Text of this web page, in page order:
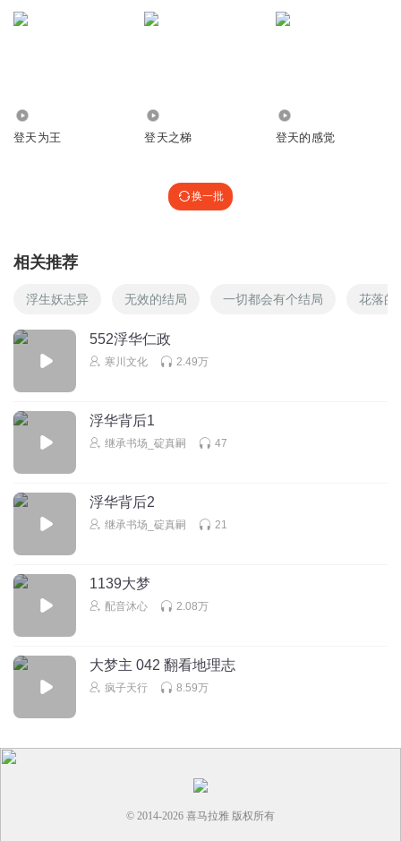
费了很多心血，也学到了很多东西，咱们下一本书见！
哇。我今天终于听完了，看着你一步步成长，真棒，加油，
回复 2022-08-09 0
肆柏_汤汤剧社回复 @沐汐涵兮
登天为王 登天之梯 登天的感觉
换一批
相关推荐
浮生妖志异 无效的结局 一切都会有个结局 花落的
552浮华仁政
寒川文化 2.49万
浮华背后1
继承书场_碇真嗣 47
浮华背后2
继承书场_碇真嗣 21
1139大梦
配音沐心 2.08万
大梦主 042 翻看地理志
疯子天行 8.59万
© 2014-2026 喜马拉雅 版权所有